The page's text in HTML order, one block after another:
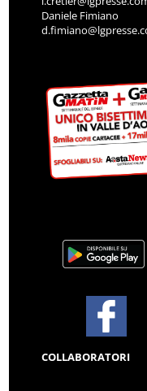
Daniele Fimiano
COLLABORATORI